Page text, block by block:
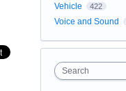
Vehicle 422
Voice and Sound
Search